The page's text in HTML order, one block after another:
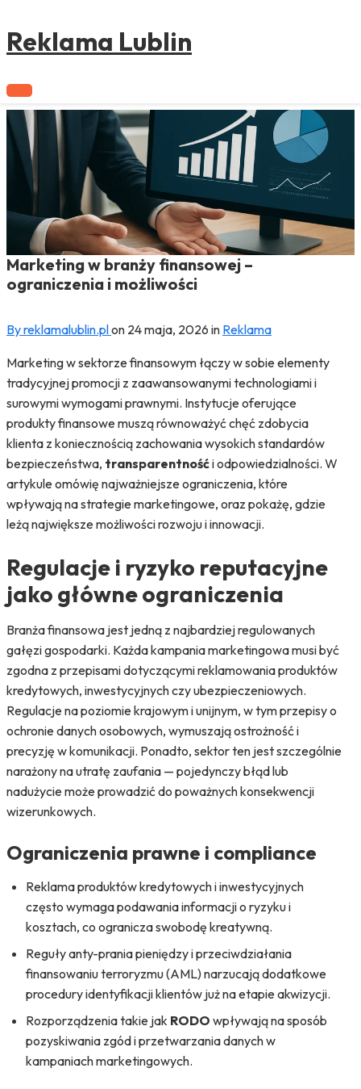
Reklama Lublin
Marketing w branży finansowej –
ograniczenia i możliwości
By reklamalublin.plon 24 maja, 2026 in Reklama
Marketing w sektorze finansowym łączy w sobie elementy
tradycyjnej promocji z zaawansowanymi technologiami i
surowymi wymogami prawnymi. Instytucje oferujące
produkty finansowe muszą równoważyć chęć zdobycia
klienta z koniecznością zachowania wysokich standardów
bezpieczeństwa, transparentnośći odpowiedzialności. W
artykule omówię najważniejsze ograniczenia, które
wpływają na strategie marketingowe, oraz pokażę, gdzie
leżą największe możliwości rozwoju i innowacji.
Regulacje i ryzyko reputacyjne
jako główne ograniczenia
Branża finansowa jest jedną z najbardziej regulowanych
gałęzi gospodarki. Każda kampania marketingowa musi być
zgodna z przepisami dotyczącymi reklamowania produktów
kredytowych, inwestycyjnych czy ubezpieczeniowych.
Regulacje na poziomie krajowym i unijnym, w tym przepisy o
ochronie danych osobowych, wymuszają ostrożność i
precyzję w komunikacji. Ponadto, sektor ten jest szczególnie
narażony na utratę zaufania — pojedynczy błąd lub
nadużycie może prowadzić do poważnych konsekwencji
wizerunkowych.
Ograniczenia prawne i compliance
Reklama produktów kredytowych i inwestycyjnych
często wymaga podawania informacji o ryzyku i
kosztach, co ogranicza swobodę kreatywną.
Reguły anty-prania pieniędzy i przeciwdziałania
finansowaniu terroryzmu (AML) narzucają dodatkowe
procedury identyfikacji klientów już na etapie akwizycji.
Rozporządzenia takie jak RODO wpływają na sposób
pozyskiwania zgód i przetwarzania danych w
kampaniach marketingowych.